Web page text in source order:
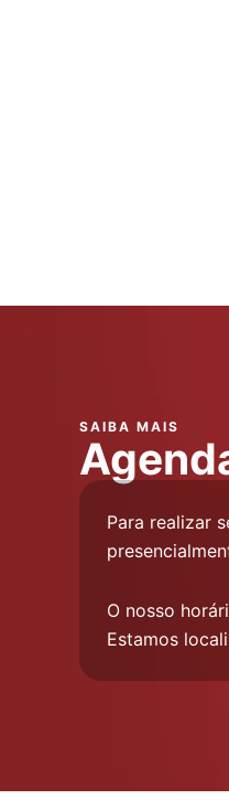
SAIBA MAIS
Para realizar
O nosso
Estamos